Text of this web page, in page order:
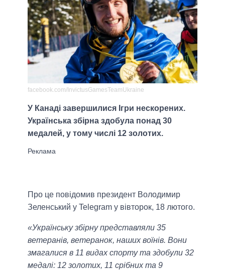
facebook.com/InvictusGamesTeamUkraine
У Канаді завершилися Ігри нескорених.
Українська збірна здобула понад 30
медалей, у тому числі 12 золотих.
Про це повідомив президент Володимир
Зеленський у Telegram у вівторок, 18 лютого.
«Українську збірну представляли 35
ветеранів, ветеранок, наших воїнів. Вони
змагалися в 11 видах спорту та здобули 32
медалі: 12 золотих, 11 срібних та 9